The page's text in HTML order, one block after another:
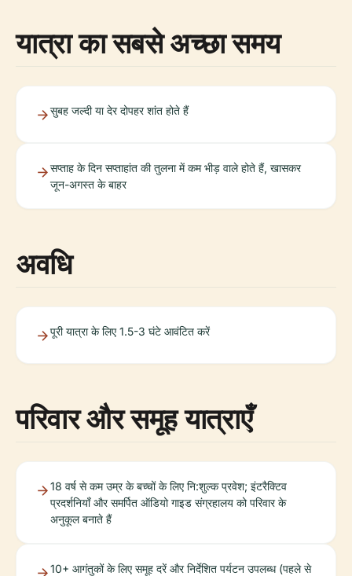
यात्रा का सबसे अच्छा समय
सुबह जल्दी या देर दोपहर शांत होते हैं
सप्ताह के दिन सप्ताहांत की तुलना में कम भीड़ वाले होते हैं, खासकर
जून-अगस्त के बाहर
अवधि
पूरी यात्रा के लिए 1.5-3 घंटे आवंटित करें
परिवार और समूह यात्राएँ
18 वर्ष से कम उम्र के बच्चों के लिए नि:शुल्क प्रवेश; इंटरैक्टिव
प्रदर्शनियाँ और समर्पित ऑडियो गाइड संग्रहालय को परिवार के
अनुकूल बनाते हैं
10+ आगंतुकों के लिए समूह दरें और निर्देशित पर्यटन उपलब्ध (पहले से